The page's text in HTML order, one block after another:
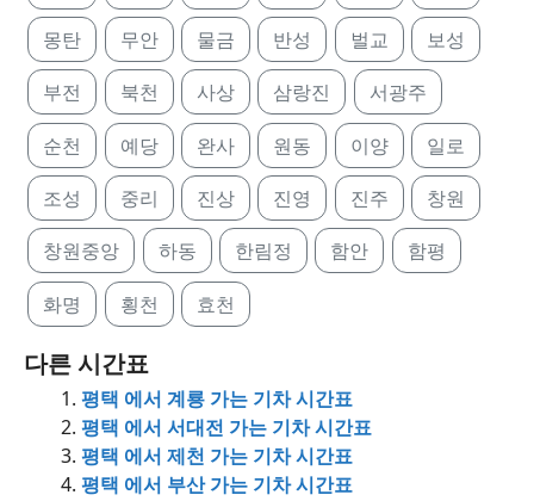
몽탄 무안 물금 반성 벌교 보성
부전 북천 사상 삼랑진 서광주
순천 예당 완사 원동 이양 일로
조성 중리 진상 진영 진주 창원
창원중앙 하동 한림정 함안 함평
화명 횡천 효천
다른 시간표
평택 에서 계룡 가는 기차 시간표
평택 에서 서대전 가는 기차 시간표
평택 에서 제천 가는 기차 시간표
평택 에서 부산 가는 기차 시간표